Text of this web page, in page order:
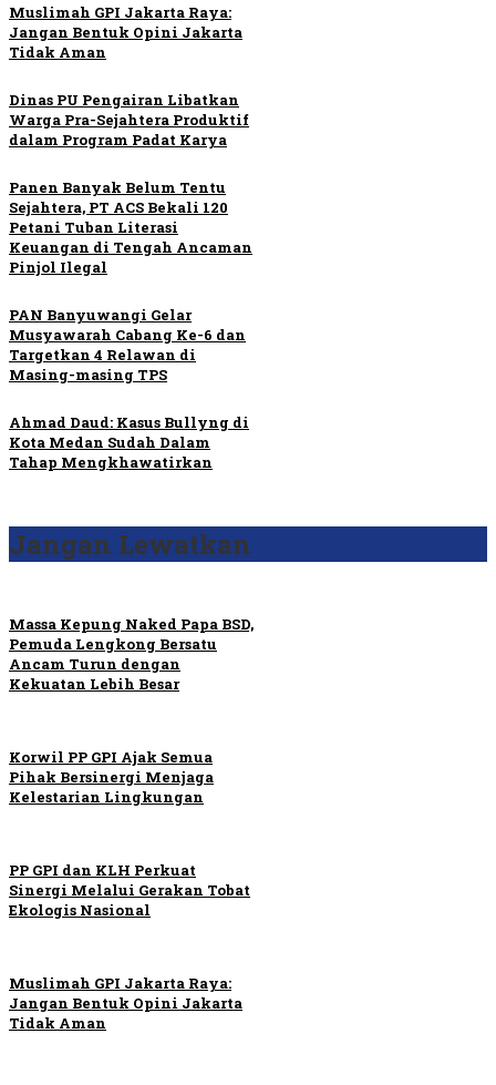
Muslimah GPI Jakarta Raya:
Jangan Bentuk Opini Jakarta
Tidak Aman
Dinas PU Pengairan Libatkan
Warga Pra-Sejahtera Produktif
dalam Program Padat Karya
Panen Banyak Belum Tentu
Sejahtera, PT ACS Bekali 120
Petani Tuban Literasi
Keuangan di Tengah Ancaman
Pinjol Ilegal
PAN Banyuwangi Gelar
Musyawarah Cabang Ke-6 dan
Targetkan 4 Relawan di
Masing-masing TPS
Ahmad Daud: Kasus Bullyng di
Kota Medan Sudah Dalam
Tahap Mengkhawatirkan
Jangan Lewatkan
Massa Kepung Naked Papa BSD,
Pemuda Lengkong Bersatu
Ancam Turun dengan
Kekuatan Lebih Besar
Korwil PP GPI Ajak Semua
Pihak Bersinergi Menjaga
Kelestarian Lingkungan
PP GPI dan KLH Perkuat
Sinergi Melalui Gerakan Tobat
Ekologis Nasional
Muslimah GPI Jakarta Raya:
Jangan Bentuk Opini Jakarta
Tidak Aman